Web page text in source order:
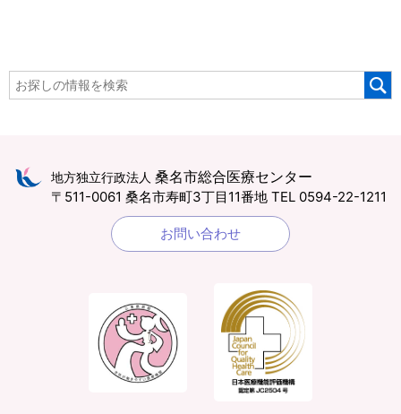
地方独立行政法人 桑名市総合医療センター
〒511-0061 桑名市寿町3丁目11番地 TEL 0594-22-1211
お問い合わせ